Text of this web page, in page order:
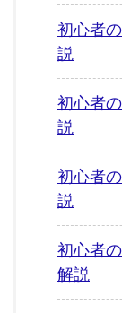
初心者
説
初心者
説
初心者
説
初心者
解説